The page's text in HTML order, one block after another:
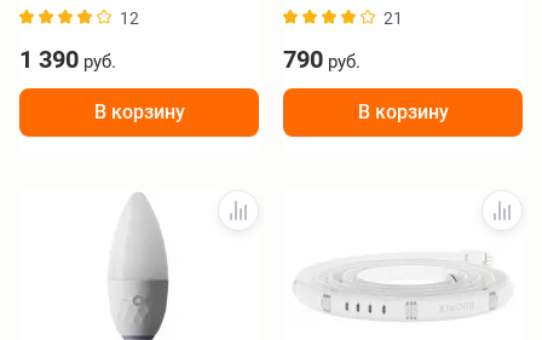
12
1 390 руб.
В корзину
21
790 руб.
В корзину